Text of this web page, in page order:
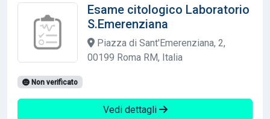
Esame citologico Laboratorio
S.Emerenziana
Piazza di Sant'Emerenziana, 2,
00199 Roma RM, Italia
Non verificato
Vedi dettagli